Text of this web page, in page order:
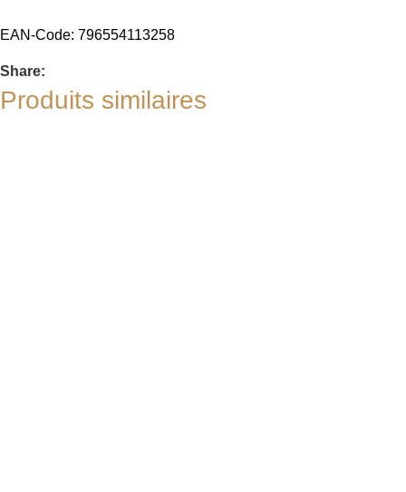
EAN-Code: 796554113258
Share:
Produits similaires